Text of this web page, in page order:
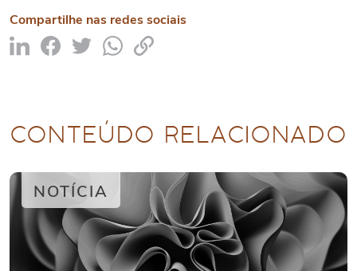
Compartilhe nas redes sociais
CONTEÚDO RELACIONADO
NOTÍCIA